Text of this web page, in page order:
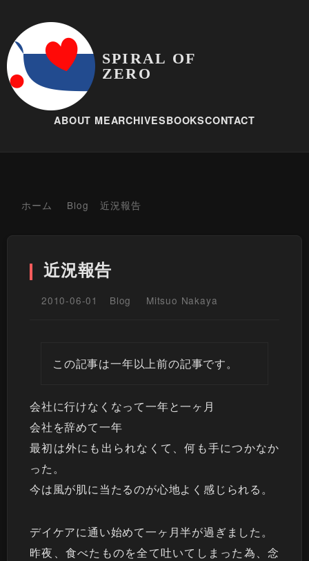
SPIRAL OF
ZERO
ABOUT MEARCHIVESBOOKSCONTACT
ホーム Blog 近況報告
近況報告
2010-06-01 Blog Mitsuo Nakaya
この記事は一年以上前の記事です。
会社に行けなくなって一年と一ヶ月
会社を辞めて一年
最初は外にも出られなくて、何も手につかなか
った。
今は風が肌に当たるのが心地よく感じられる。
デイケアに通い始めて一ヶ月半が過ぎました。
昨夜、食べたものを全て吐いてしまった為、念